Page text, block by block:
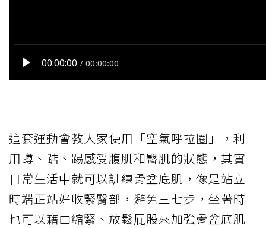
這套運動會教大家使用「空氣呼拉圈」，利
用蹲、踮、踢感受腹肌和臀肌的狀態，其實
日常生活中就可以訓練骨盆底肌，像是站立
時端正站好收緊臀部，避免三七步，坐著時
也可以藉由縮緊、放鬆屁股來加強骨盆底肌